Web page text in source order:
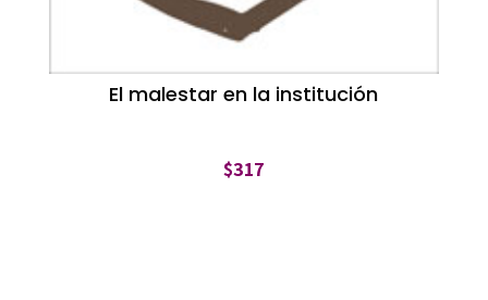
El malestar en la institución
$317